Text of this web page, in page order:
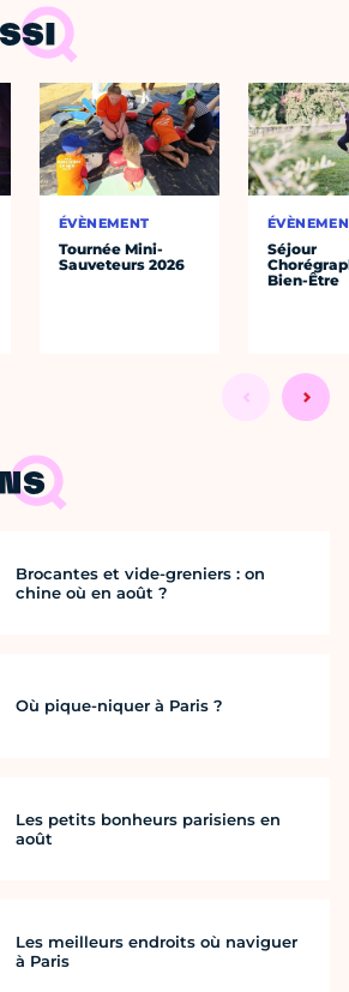
ÉVÈNEMENT
Tournée Mini-
Sauveteurs 2026
Séjour
Bien-Être
Brocantes et vide-greniers : on
chine où en août ?
Où pique-niquer à Paris ?
Les petits bonheurs parisiens en
août
Les meilleurs endroits où naviguer
à Paris